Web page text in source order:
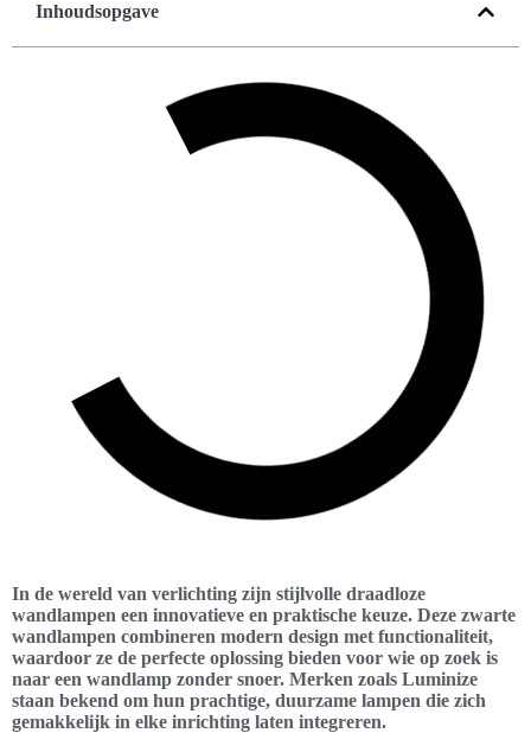
Inhoudsopgave
In de wereld van verlichting zijn stijlvolle draadloze
wandlampen een innovatieve en praktische keuze. Deze zwarte
wandlampen combineren modern design met functionaliteit,
waardoor ze de perfecte oplossing bieden voor wie op zoek is
naar een wandlamp zonder snoer. Merken zoals Luminize
staan bekend om hun prachtige, duurzame lampen die zich
gemakkelijk in elke inrichting laten integreren.